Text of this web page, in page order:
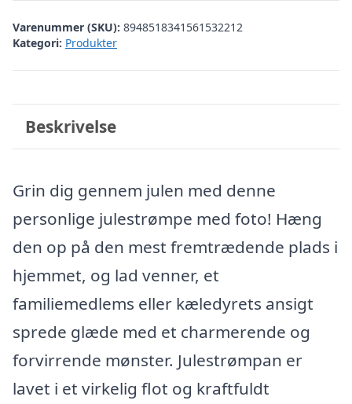
Varenummer (SKU): 8948518341561532212
Kategori: Produkter
Beskrivelse
Grin dig gennem julen med denne
personlige julestrømpe med foto! Hæng
den op på den mest fremtrædende plads i
hjemmet, og lad venner, et
familiemedlems eller kæledyrets ansigt
sprede glæde med et charmerende og
forvirrende mønster. Julestrømpan er
lavet i et virkelig flot og kraftfuldt